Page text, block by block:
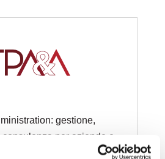
gestione,
per aziende e